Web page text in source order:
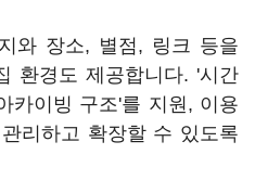
와 장소, 별점, 링크 등을
환경도 제공합니다. '시간
카이빙 구조'를 지원, 이용
리하고 확장할 수 있도록